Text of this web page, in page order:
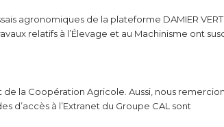
agronomiques de la plateforme DAMIER
relatifs à l’Élevage et au Machinisme ont
la Coopération Agricole. Aussi, nous
d’accès à l’Extranet du Groupe CAL sont